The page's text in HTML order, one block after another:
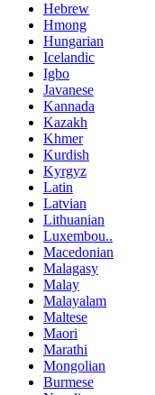
Hebrew
Hmong
Hungarian
Icelandic
Igbo
Javanese
Kannada
Kazakh
Khmer
Kurdish
Kyrgyz
Latin
Latvian
Lithuanian
Luxembou..
Macedonian
Malagasy
Malay
Malayalam
Maltese
Maori
Marathi
Mongolian
Burmese